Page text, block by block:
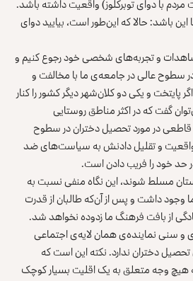
با دوای توبرکلوز) واقعیت داشته باشد.
باشد: حالا که این‌طور است، بیایید دوای
و تجربه‌های شخصی خود رجوع کنیم و
سطوح عالی در جامعه‌ی ما با مخالفت و
پایتخت و یکی دو کلان‌شهر دیگر کشور را کنار
گفت که در اکثر مناطق روستایی
در مورد تحصیل دختران در سطوح
واقعیت و تقلیل دادنش به سیاست‌های ضد
حد خود را فریب دادن است.
مسلط شوند، این نگاه منفی نسبت به
داشت و پس از آن‌که طالبان از قدرت
از بافت فرهنگ ما زدوده نخواهد شد.
و سنی نماینده‌ی همان لایه‌ی اجتماعی
دختران ندارد. نکته این است که
هیچ وجه متعلق به یک اقلیت بسیار کوچک